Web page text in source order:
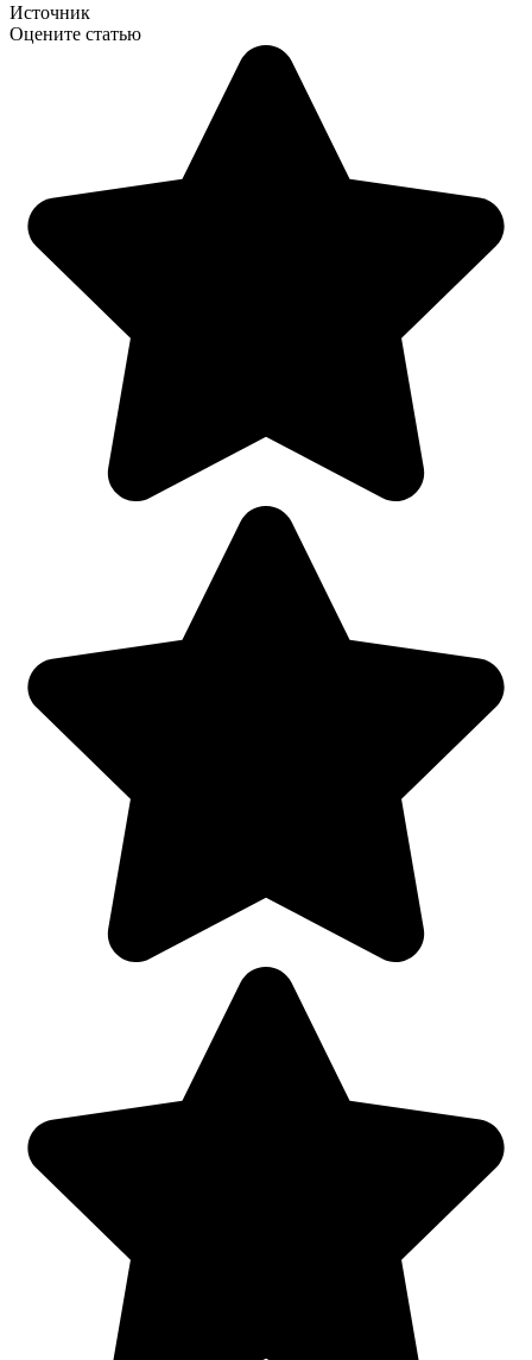
Источник
Оцените статью